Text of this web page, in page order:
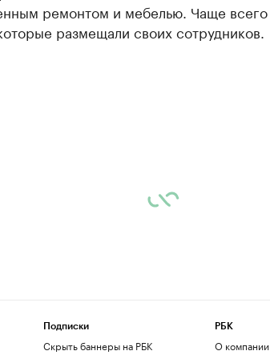
ремонтом и мебелью. Чаще всего
размещали своих сотрудников.
Подписки
Скрыть баннеры на РБК
РБК
О компании